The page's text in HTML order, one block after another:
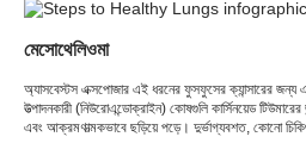
মেসোথেলিওমা
অ্যাসবেস্টস এক্সপোজার এই ধরনের ফুসফুসের ক্যান্সারের
উত্পাদনকারী (নিউরোএন্ডোক্রাইন) কোষগুলি কার্সিনয়েড
এবং আক্রমণাত্মকভাবে ছড়িয়ে পড়ে। দুর্ভাগ্যবশত, কোনো